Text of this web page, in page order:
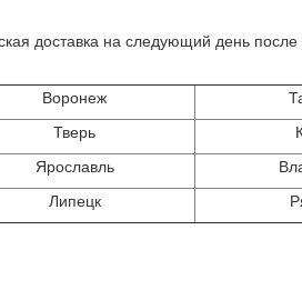
доставка на следующий день
Воронеж
Тверь
Ярославль
Липецк